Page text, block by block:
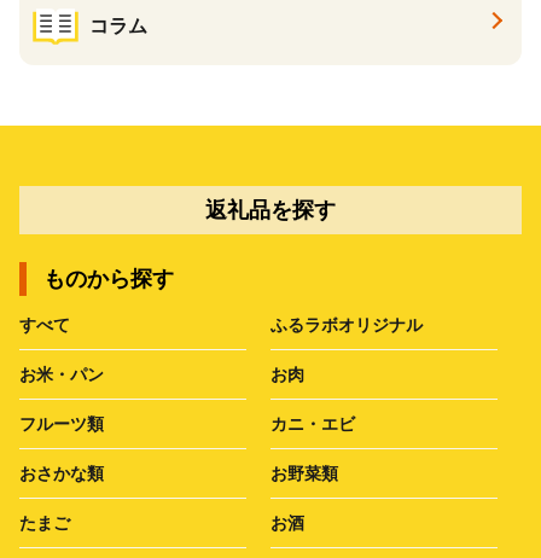
コラム
返礼品を探す
ものから探す
すべて ふるラボオリジナル
お米・パン お肉
フルーツ類 カニ・エビ
おさかな類 お野菜類
たまご お酒